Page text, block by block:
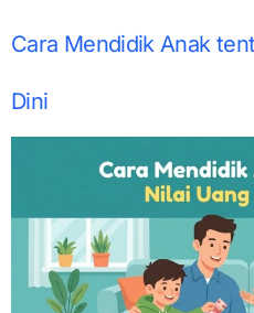
Cara Mendidik Anak
Dini